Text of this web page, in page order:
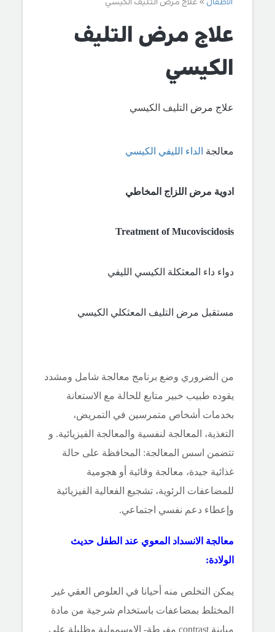
الأطفال
علاج مرض التليف الكيسي
علاج مرض التليف
الكيسي
علاج مرض التليف الكيسي
معالجة الداء الليفي الكيسي
ادوية مرض اللزاج المخاطي
Treatment of Mucoviscidosis
دواء داء المعثكلة الكيسي الليفي
مستقبل مرض التليف المعثكلي الكيسي
من الضروري وضع برنامج معالجة شامل ومشدد
يقوده طبيب خبير متابع للحالة مع الاستعانة
بخدمات أشخاص متمرسين في التمريض،
التغذية، المعالجة لنفسية والمعالجة الفيزيائية. و
تتضمن اسس المعالجة: المحافظة على حالة
غذائية جيدة، معالجة وقائية أو هجومية
للمضاعفات الرئوية، تشجيع الفعالية الفيزيائية
وإعطاء دعم نفسي اجتماعي.
معالجة الانسداد المعوي عند الطفل حديث
الولادة:
يمكن التخلص منه أحيانا في العلوص العقي غير
المختلط بمضاعفات باستخدام شرجية من مادة
مباينة contrast مفرطة- الاوسمولية وظليلة على